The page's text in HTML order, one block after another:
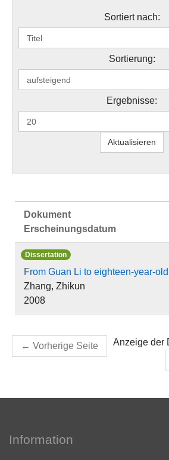
Sortiert nach:
Sortierung:
Ergebnisse:
Dokument
Erscheinungsdatum
Dissertation
From Guan Li to eighteen-year-
Zhang, Zhikun
2008
← Vorherige Seite
Anzeige der
Information